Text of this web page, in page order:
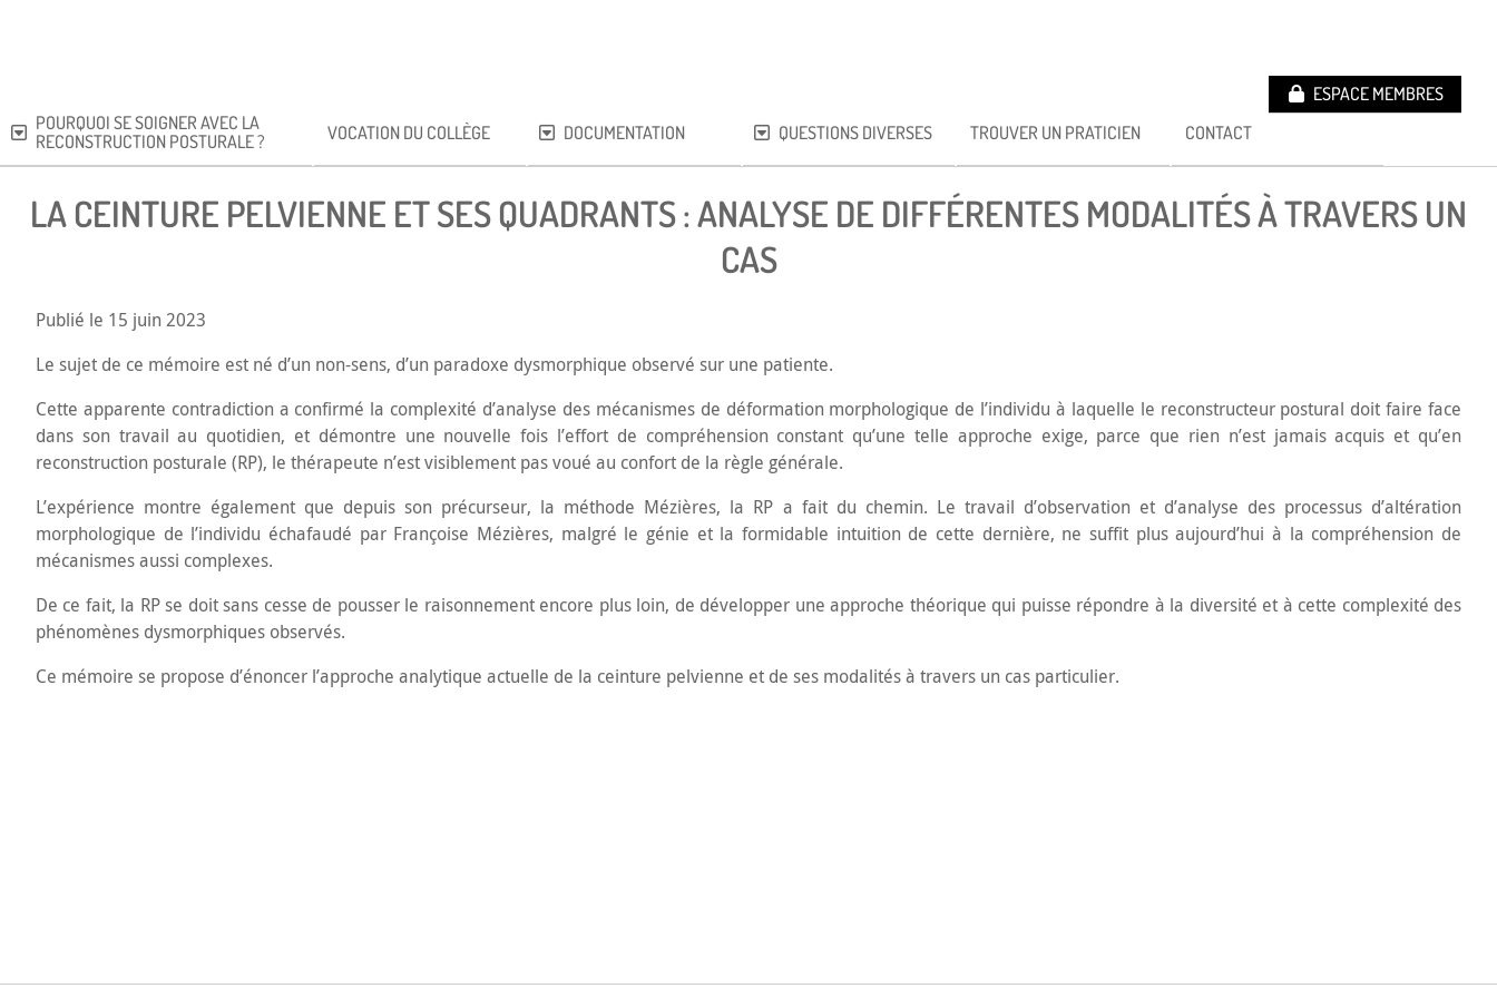
POURQUOI SE SOIGNER AVEC LA
RECONSTRUCTION POSTURALE ?
VOCATION DU COLLÈGE DOCUMENTATION QUESTIONS DIVERSES TROUVER UN PRATICIEN CONTACT
ESPACE MEMBRES
LA CEINTURE PELVIENNE ET SES QUADRANTS : ANALYSE DE DIFFÉRENTES MODALITÉS À TRAVERS UN
CAS
Publié le 15 juin 2023
Le sujet de ce mémoire est né d’un non-sens, d’un paradoxe dysmorphique observé sur une patiente.
Cette apparente contradiction a confirmé la complexité d’analyse des mécanismes de déformation morphologique de l’individu à laquelle le reconstructeur postural doit faire face
dans son travail au quotidien, et démontre une nouvelle fois l’effort de compréhension constant qu’une telle approche exige, parce que rien n’est jamais acquis et qu’en
reconstruction posturale (RP), le thérapeute n’est visiblement pas voué au confort de la règle générale.
L’expérience montre également que depuis son précurseur, la méthode Mézières, la RP a fait du chemin. Le travail d’observation et d’analyse des processus d’altération
morphologique de l’individu échafaudé par Françoise Mézières, malgré le génie et la formidable intuition de cette dernière, ne suffit plus aujourd’hui à la compréhension de
mécanismes aussi complexes.
De ce fait, la RP se doit sans cesse de pousser le raisonnement encore plus loin, de développer une approche théorique qui puisse répondre à la diversité et à cette complexité des
phénomènes dysmorphiques observés.
Ce mémoire se propose d’énoncer l’approche analytique actuelle de la ceinture pelvienne et de ses modalités à travers un cas particulier.